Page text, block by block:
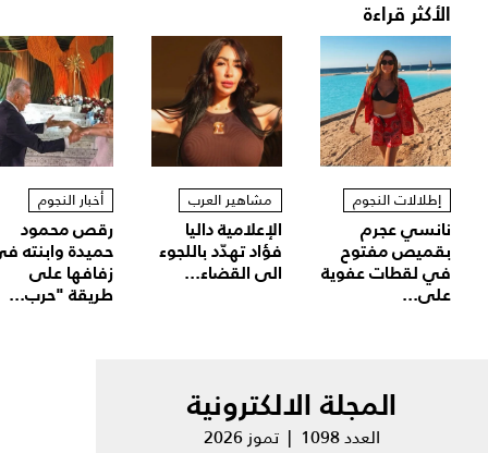
الأكثر قراءة
إطلالات النجوم
نانسي عجرم
بقميص مفتوح
في لقطات عفوية
على...
مشاهير العرب
الإعلامية داليا
فؤاد تهدّد باللجوء
الى القضاء...
أخبار النجوم
رقص محمود
حميدة وابنته
زفافها على
طريقة "حرب...
المجلة الالكترونية
العدد 1098 | تموز 2026